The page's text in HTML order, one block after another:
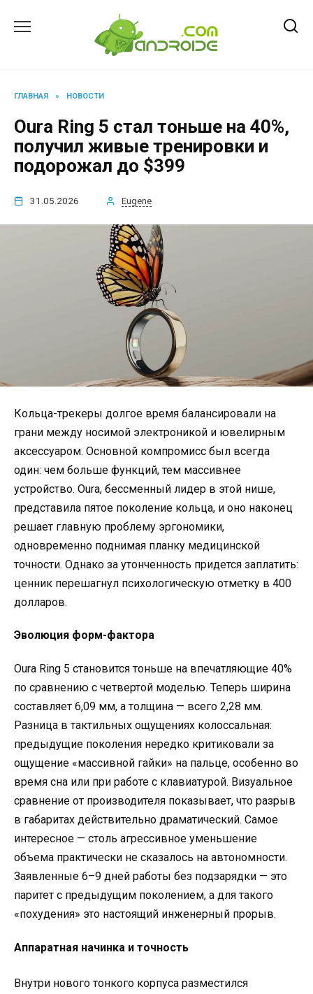
ГЛАВНАЯ » НОВОСТИ
Oura Ring 5 стал тоньше на 40%,
получил живые тренировки и
подорожал до $399
31.05.2026 Eugene
Кольца-трекеры долгое время балансировали на
грани между носимой электроникой и ювелирным
аксессуаром. Основной компромисс был всегда
один: чем больше функций, тем массивнее
устройство. Oura, бессменный лидер в этой нише,
представила пятое поколение кольца, и оно наконец
решает главную проблему эргономики,
одновременно поднимая планку медицинской
точности. Однако за утонченность придется заплатить:
ценник перешагнул психологическую отметку в 400
долларов.
Эволюция форм-фактора
Oura Ring 5 становится тоньше на впечатляющие 40%
по сравнению с четвертой моделью. Теперь ширина
составляет 6,09 мм, а толщина — всего 2,28 мм.
Разница в тактильных ощущениях колоссальная:
предыдущие поколения нередко критиковали за
ощущение «массивной гайки» на пальце, особенно во
время сна или при работе с клавиатурой. Визуальное
сравнение от производителя показывает, что разрыв
в габаритах действительно драматический. Самое
интересное — столь агрессивное уменьшение
объема практически не сказалось на автономности.
Заявленные 6–9 дней работы без подзарядки — это
паритет с предыдущим поколением, а для такого
«похудения» это настоящий инженерный прорыв.
Аппаратная начинка и точность
Внутри нового тонкого корпуса разместился